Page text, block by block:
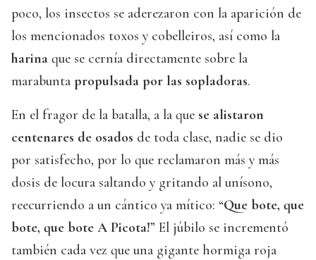
poco, los insectos se aderezaron con la aparición de
los mencionados toxos y cobelleiros, así como la
harina que se cernía directamente sobre la
marabunta propulsada por las sopladoras.
En el fragor de la batalla, a la que se alistaron
centenares de osados de toda clase, nadie se dio
por satisfecho, por lo que reclamaron más y más
dosis de locura saltando y gritando al unísono,
reecurriendo a un cántico ya mítico: “Que bote, que
bote, que bote A Picota!” El júbilo se incrementó
también cada vez que una gigante hormiga roja